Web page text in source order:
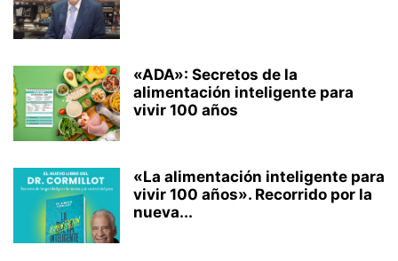
«ADA»: Secretos de la
alimentación inteligente para
vivir 100 años
«La alimentación inteligente para
vivir 100 años». Recorrido por la
nueva...